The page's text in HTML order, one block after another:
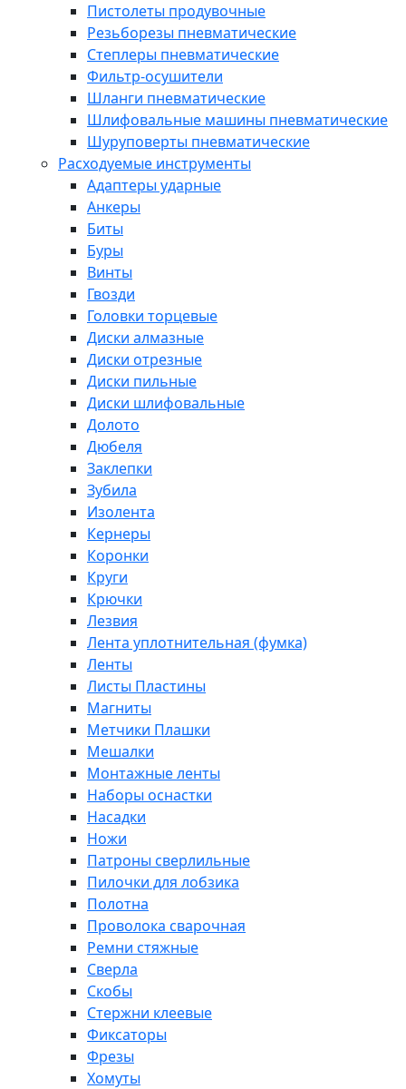
Пистолеты продувочные
Резьборезы пневматические
Степлеры пневматические
Фильтр-осушители
Шланги пневматические
Шлифовальные машины пневматические
Шуруповерты пневматические
Расходуемые инструменты
Адаптеры ударные
Анкеры
Биты
Буры
Винты
Гвозди
Головки торцевые
Диски алмазные
Диски отрезные
Диски пильные
Диски шлифовальные
Долото
Дюбеля
Заклепки
Зубила
Изолента
Кернеры
Коронки
Круги
Крючки
Лезвия
Лента уплотнительная (фумка)
Ленты
Листы Пластины
Магниты
Метчики Плашки
Мешалки
Монтажные ленты
Наборы оснастки
Насадки
Ножи
Патроны сверлильные
Пилочки для лобзика
Полотна
Проволока сварочная
Ремни стяжные
Сверла
Скобы
Стержни клеевые
Фиксаторы
Фрезы
Хомуты